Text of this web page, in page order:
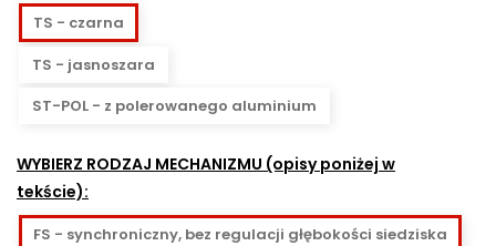
TS - czarna
TS - jasnoszara
ST-POL - z polerowanego aluminium
WYBIERZ RODZAJ MECHANIZMU (opisy poniżej w
tekście):
FS - synchroniczny, bez regulacji głębokości siedziska